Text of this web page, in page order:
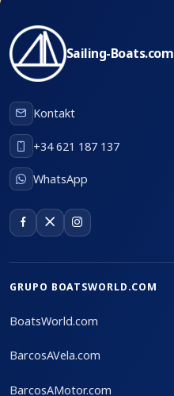
Sailing-Boats.com
Kontakt
+34 621 187 137
WhatsApp
GRUPO BOATSWORLD.COM
BoatsWorld.com
BarcosAVela.com
BarcosAMotor.com